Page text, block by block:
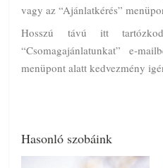
vagy az “Ajánlatkérés”
Hosszú távú itt
“Csomagajánlatunkat” e-
menüpont alatt kedvezmény
Hasonló szobáink